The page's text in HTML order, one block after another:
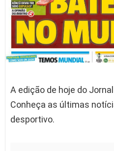
A edição de hoje do
Conheça as últimas
desportivo.